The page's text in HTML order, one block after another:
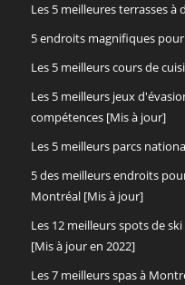
Les 5 meilleures terrasses à
5 endroits magnifiques
Les 5 meilleurs cours de
Les 5 meilleurs jeux
compétences [Mis à jour]
Les 5 meilleurs parcs
5 des meilleurs endroits
Montréal [Mis à jour]
Les 12 meilleurs spots de
[Mis à jour en 2022]
Les 7 meilleurs spas à